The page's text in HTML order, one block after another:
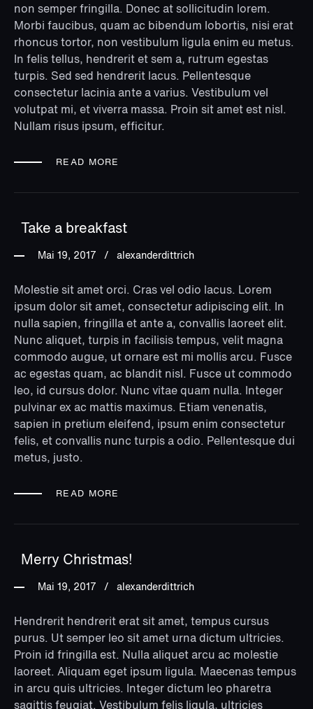
non semper fringilla. Donec at sollicitudin lorem.
Morbi faucibus, quam ac bibendum lobortis, nisi erat
rhoncus tortor, non vestibulum ligula enim eu metus.
In felis tellus, hendrerit et sem a, rutrum egestas
turpis. Sed sed hendrerit lacus. Pellentesque
consectetur lacinia ante a varius. Vestibulum vel
volutpat mi, et viverra massa. Proin sit amet est nisl.
Nullam risus ipsum, efficitur.
READ MORE
Take a breakfast
Mai 19, 2017 alexanderdittrich
Molestie sit amet orci. Cras vel odio lacus. Lorem
ipsum dolor sit amet, consectetur adipiscing elit. In
nulla sapien, fringilla et ante a, convallis laoreet elit.
Nunc aliquet, turpis in facilisis tempus, velit magna
commodo augue, ut ornare est mi mollis arcu. Fusce
ac egestas quam, ac blandit nisl. Fusce ut commodo
leo, id cursus dolor. Nunc vitae quam nulla. Integer
pulvinar ex ac mattis maximus. Etiam venenatis,
sapien in pretium eleifend, ipsum enim consectetur
felis, et convallis nunc turpis a odio. Pellentesque dui
metus, justo.
READ MORE
Merry Christmas!
Mai 19, 2017 alexanderdittrich
Hendrerit hendrerit erat sit amet, tempus cursus
purus. Ut semper leo sit amet urna dictum ultricies.
Proin id fringilla est. Nulla aliquet arcu ac molestie
laoreet. Aliquam eget ipsum ligula. Maecenas tempus
in arcu quis ultricies. Integer dictum leo pharetra
sagittis feugiat. Vestibulum felis ligula, ultricies